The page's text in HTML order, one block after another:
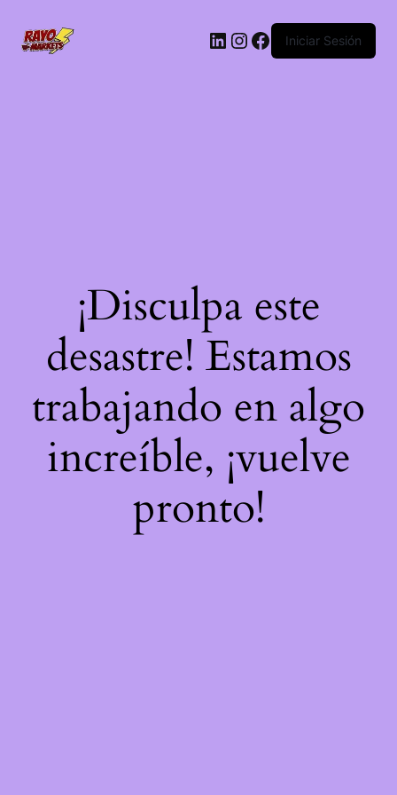
LinkedIn
Instagram
Facebook
Iniciar Sesión
¡Disculpa este
desastre! Estamos
trabajando en algo
increíble, ¡vuelve
pronto!